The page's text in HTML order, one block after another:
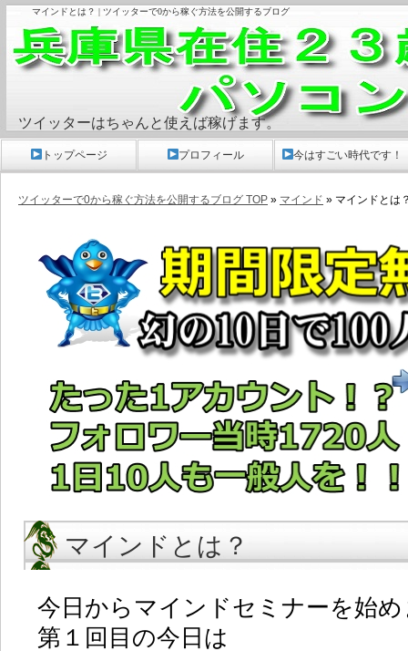
マインドとは？ | ツイッターで0から稼ぐ方法を公開するブログ
マインドとは？
今日からマインドセミナーを始
第１回目の今日は
ツイッターで0から稼ぐ方法を公開するブログ TOP » マインド » マインドとは
ツイッターはちゃんと使えば稼げます。
トップページ プロフィール 今はすごい時代です！